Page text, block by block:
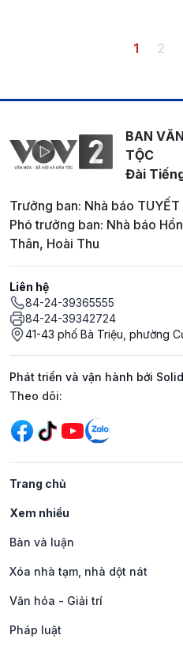
Trang
1 2
BAN
TỘC
Đài
Trưởng ban: Nhà báo TUYẾT
Phó trưởng ban: Nhà báo
Thân, Hoài Thu
Liên hệ
84-24-39365555
84-24-39342724
41-43 phố Bà Triệu, phường
Phát triển và vận hành bởi
Mạng xã hội
Theo dõi:
Trang chủ
Xem nhiều
Bàn và luận
Xóa nhà tạm, nhà dột nát
Văn hóa - Giải trí
Pháp luật